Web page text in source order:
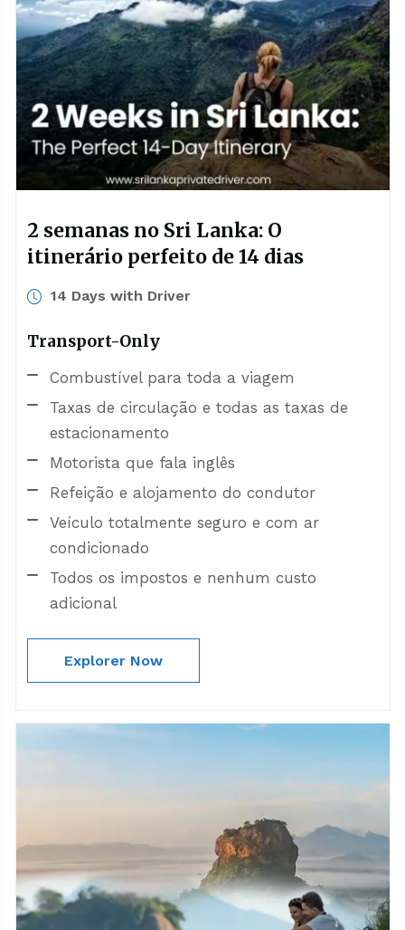
2 semanas no Sri Lanka: O
itinerário perfeito de 14 dias
14 Days with Driver
Transport-Only
Combustível para toda a viagem
Taxas de circulação e todas as taxas de
estacionamento
Motorista que fala inglês
Refeição e alojamento do condutor
Veículo totalmente seguro e com ar
condicionado
Todos os impostos e nenhum custo
adicional
Explorer Now